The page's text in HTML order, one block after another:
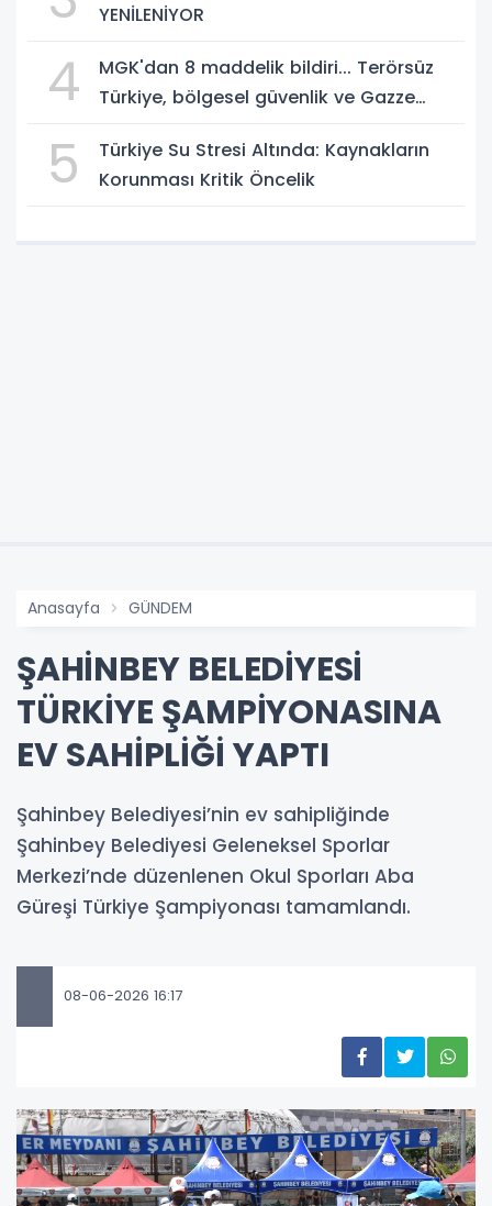
YENİLENİYOR
4
MGK'dan 8 maddelik bildiri... Terörsüz
Türkiye, bölgesel güvenlik ve Gazze
5
Türkiye Su Stresi Altında: Kaynakların
Korunması Kritik Öncelik
Anasayfa GÜNDEM
ŞAHİNBEY BELEDİYESİ
TÜRKİYE ŞAMPİYONASINA
EV SAHİPLİĞİ YAPTI
Şahinbey Belediyesi’nin ev sahipliğinde
Şahinbey Belediyesi Geleneksel Sporlar
Merkezi’nde düzenlenen Okul Sporları Aba
Güreşi Türkiye Şampiyonası tamamlandı.
08-06-2026 16:17